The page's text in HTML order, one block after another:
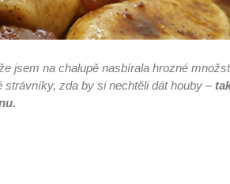
jsem na chalupě nasbírala hrozné
zda by si nechtěli dát houby –